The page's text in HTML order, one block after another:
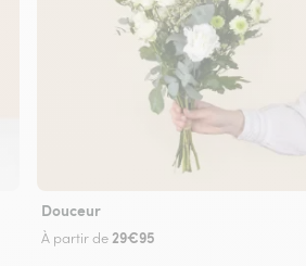
Douceur
À partir de 29€95